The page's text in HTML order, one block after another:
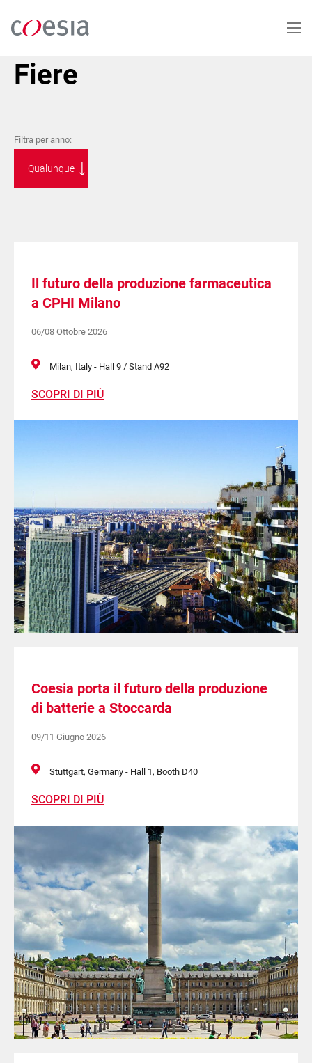
contenuto
Fiere
Filtra per anno:
Il futuro della produzione farmaceutica
a CPHI Milano
06/08 Ottobre 2026
Milan, Italy - Hall 9 / Stand A92
SCOPRI DI PIÙ
Coesia porta il futuro della produzione
di batterie a Stoccarda
09/11 Giugno 2026
Stuttgart, Germany - Hall 1, Booth D40
SCOPRI DI PIÙ